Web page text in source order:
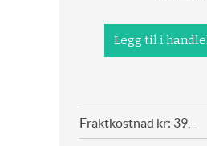
Fraktkostnad kr: 39,-